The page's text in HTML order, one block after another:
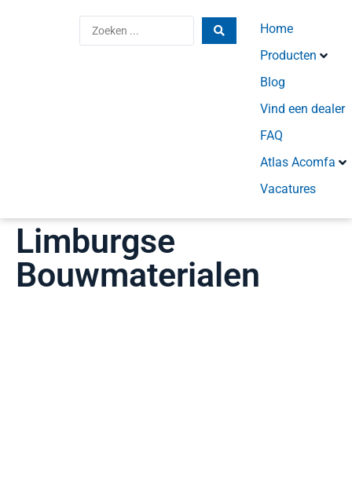
Home
Producten
Blog
Vind een dealer
FAQ
Atlas Acomfa
Vacatures
Limburgse
Bouwmaterialen